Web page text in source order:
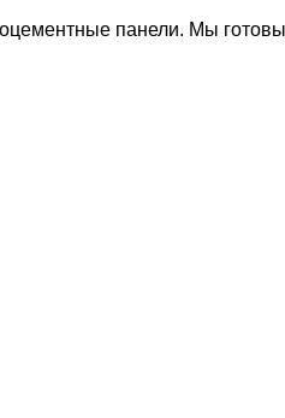
панели. Мы